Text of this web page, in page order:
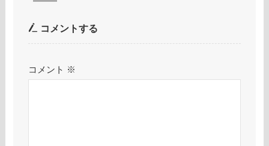
コメントする
コメント ※